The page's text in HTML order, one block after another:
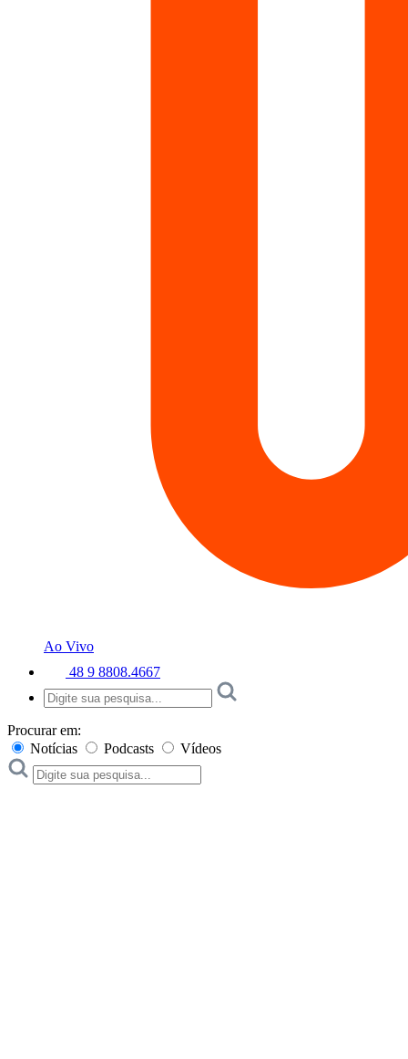
Ao Vivo
48 9 8808.4667
Procurar em:
Notícias
Podcasts Vídeos